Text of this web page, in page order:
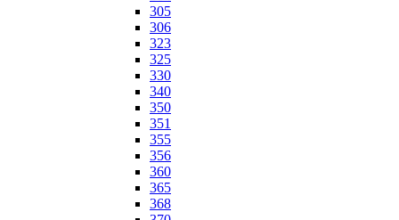
305
306
323
325
330
340
350
351
355
356
360
365
368